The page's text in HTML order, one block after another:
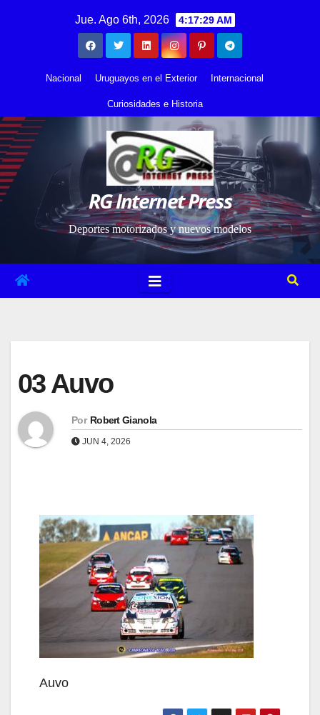
Jue. Ago 6th, 2026 4:17:30 AM
Nacional Uruguayos en el Exterior Internacional
Curiosidades e Historia
RG Internet Press
Deportes motorizados y nuevos modelos
03 Auvo
Por Robert Gianola
JUN 4, 2026
Auvo